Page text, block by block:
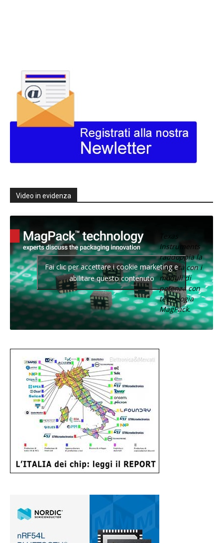
Video in evidenza
Texas
Instruments
raddoppia la
densità con i
moduli di
potenza con
tecnologia
MagPack.
Fai clic per accettare i cookie marketing e
abilitare questo contenuto